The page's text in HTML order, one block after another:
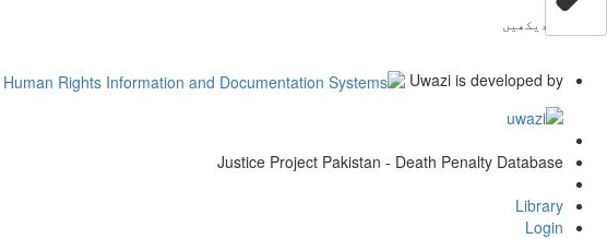
دیکھیں
Uwazi is developed by
Justice Project Pakistan - Death Penalty Database
Library
Login